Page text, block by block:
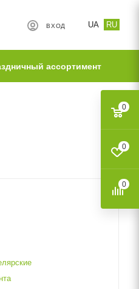
UA RU
ВХОД
ассортимент
0
0
0